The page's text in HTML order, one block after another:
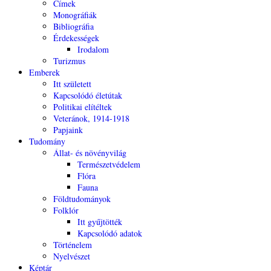
Címek
Monográfiák
Bibliográfia
Érdekességek
Irodalom
Turizmus
Emberek
Itt született
Kapcsolódó életútak
Politikai elítéltek
Veteránok, 1914-1918
Papjaink
Tudomány
Állat- és növényvilág
Természetvédelem
Flóra
Fauna
Földtudományok
Folklór
Itt gyűjtötték
Kapcsolódó adatok
Történelem
Nyelvészet
Képtár